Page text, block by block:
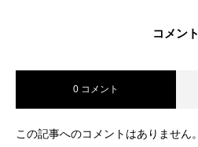
コメント
0 コメント
この記事へのコメントはありません。